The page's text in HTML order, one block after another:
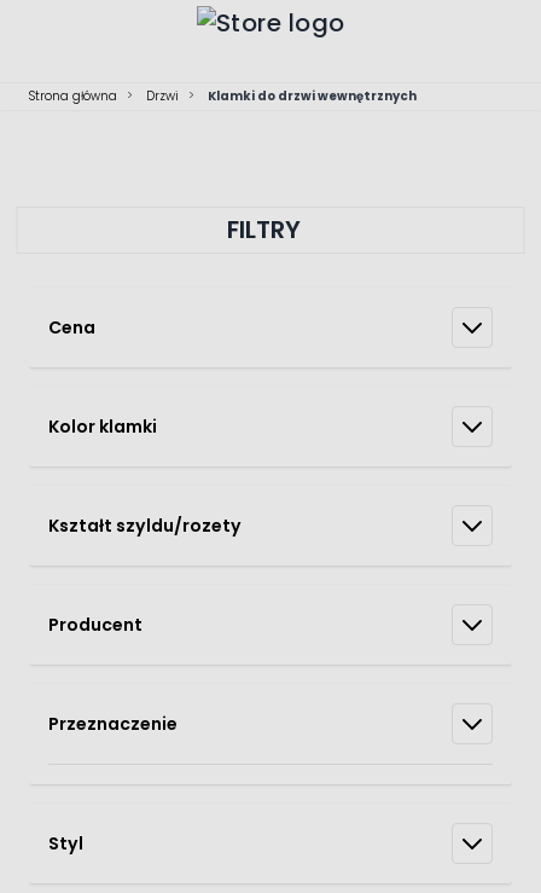
Strona główna > Drzwi > Klamki do drzwi wewnętrznych
FILTRY
Cena
Kolor klamki
Kształt szyldu/rozety
Producent
Przeznaczenie
Styl